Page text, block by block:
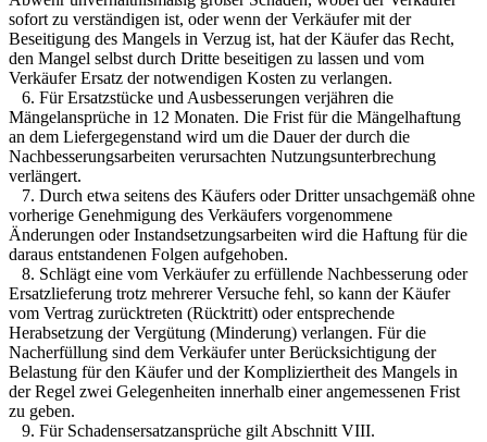
sofort zu verständigen ist, oder wenn der Verkäufer mit der
Beseitigung des Mangels in Verzug ist, hat der Käufer das Recht,
den Mangel selbst durch Dritte beseitigen zu lassen und vom
Verkäufer Ersatz der notwendigen Kosten zu verlangen.
6. Für Ersatzstücke und Ausbesserungen verjähren die
Mängelansprüche in 12 Monaten. Die Frist für die Mängelhaftung
an dem Liefergegenstand wird um die Dauer der durch die
Nachbesserungsarbeiten verursachten Nutzungsunterbrechung
verlängert.
7. Durch etwa seitens des Käufers oder Dritter unsachgemäß ohne
vorherige Genehmigung des Verkäufers vorgenommene
Änderungen oder Instandsetzungsarbeiten wird die Haftung für die
daraus entstandenen Folgen aufgehoben.
8. Schlägt eine vom Verkäufer zu erfüllende Nachbesserung oder
Ersatzlieferung trotz mehrerer Versuche fehl, so kann der Käufer
vom Vertrag zurücktreten (Rücktritt) oder entsprechende
Herabsetzung der Vergütung (Minderung) verlangen. Für die
Nacherfüllung sind dem Verkäufer unter Berücksichtigung der
Belastung für den Käufer und der Kompliziertheit des Mangels in
der Regel zwei Gelegenheiten innerhalb einer angemessenen Frist
zu geben.
9. Für Schadensersatzansprüche gilt Abschnitt VIII.